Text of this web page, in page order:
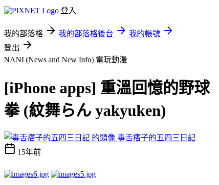
登入
我的部落格 我的部落格後台
我的帳號
登出
NANI (News and New Info) 電玩動漫
[iPhone apps] 重溫回憶的野球
拳 (紋舞らん yakyuken)
毒舌痞子的五四三日記
15年前